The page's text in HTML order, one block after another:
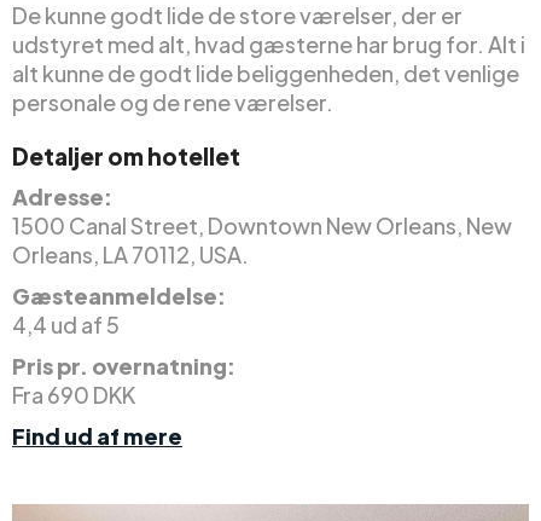
De kunne godt lide de store værelser, der er
udstyret med alt, hvad gæsterne har brug for. Alt i
alt kunne de godt lide beliggenheden, det venlige
personale og de rene værelser.
Detaljer om hotellet
Adresse:
1500 Canal Street, Downtown New Orleans, New
Orleans, LA 70112, USA.
Gæsteanmeldelse:
4,4 ud af 5
Pris pr. overnatning:
Fra 690 DKK
Find ud af mere